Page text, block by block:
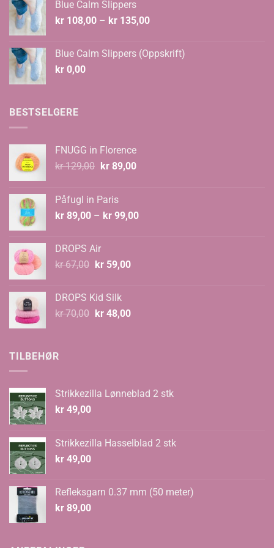
Blue Calm Slippers
kr 108,00 – kr 135,00Prisområde:
kr 135,00
Blue Calm Slippers (Oppskrift)
kr 0,00
BESTSELGERE
FNUGG in Florence
kr129,00 Opprinnelig
kr 129,00.
kr89,00Nåværende
Påfugl in Paris
kr 89,00 – kr 99,00Prisområde:
DROPS Air
kr67,00 Opprinnelig
kr 67,00.
kr59,00Nåværende
DROPS Kid Silk
kr70,00 Opprinnelig
kr48,00Nåværende
TILBEHØR
Strikkezilla Lønneblad 2 stk
kr 49,00
Strikkezilla Hasselblad 2 stk
kr 49,00
Refleksgarn 0.37 mm (50 meter)
kr 89,00